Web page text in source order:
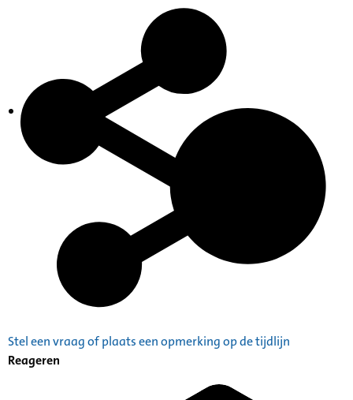
Indexen op persoonsnamen
Stel een vraag of plaats een opmerking op de tijdlijn
Reageren